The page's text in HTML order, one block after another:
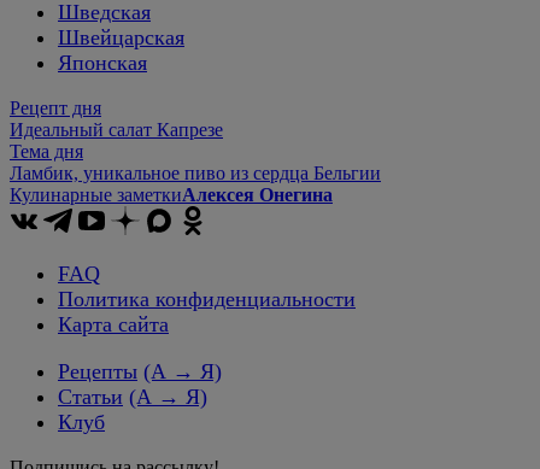
Шведская
Швейцарская
Японская
Рецепт дня
Идеальный салат Капрезе
Тема дня
Ламбик, уникальное пиво из сердца Бельгии
Кулинарные заметкиАлексея Онегина
FAQ
Политика конфиденциальности
Карта сайта
Рецепты (А → Я)
Статьи (А → Я)
Клуб